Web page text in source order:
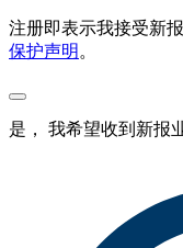
注册即表示我接受新
保护声明。
是， 我希望收到新报